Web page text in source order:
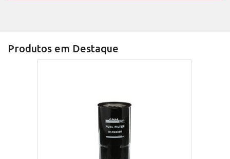
Produtos em Destaque